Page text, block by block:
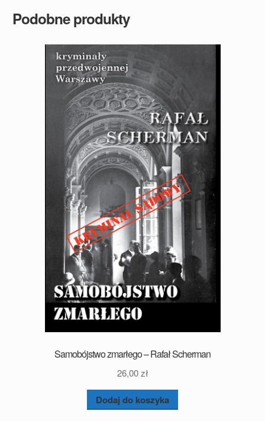
Podobne produkty
Samobójstwo zmarłego – Rafał Scherman
26,00zł
Dodaj do koszyka